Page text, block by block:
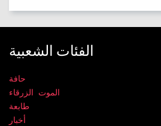
الفئات الشعبية
حافة
الموت الزرقاء
طابعة
أخبار